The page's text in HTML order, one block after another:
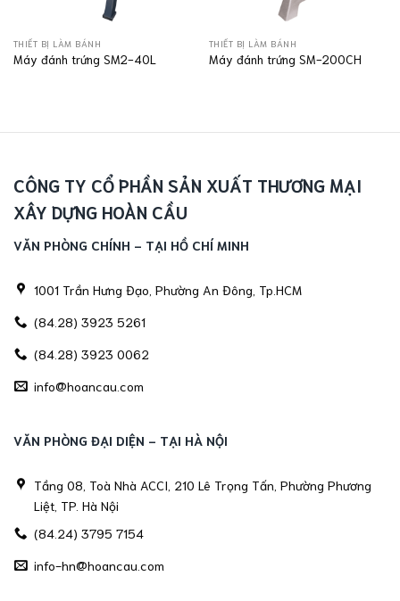
THIẾT BỊ LÀM BÁNH
Máy đánh trứng SM2-40L
THIẾT BỊ LÀM BÁNH
Máy đánh trứng SM-200CH
CÔNG TY CỔ PHẦN SẢN XUẤT THƯƠNG MẠI
XÂY DỰNG HOÀN CẦU
VĂN PHÒNG CHÍNH - TẠI HỒ CHÍ MINH
1001 Trần Hưng Đạo, Phường An Đông, Tp.HCM
(84.28) 3923 5261
(84.28) 3923 0062
info@hoancau.com
VĂN PHÒNG ĐẠI DIỆN - TẠI HÀ NỘI
Tầng 08, Toà Nhà ACCI, 210 Lê Trọng Tấn, Phường Phương
Liệt, TP. Hà Nội
(84.24) 3795 7154
info-hn@hoancau.com